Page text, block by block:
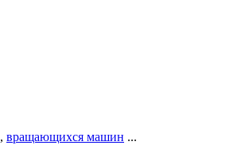
, вращающихся машин ...